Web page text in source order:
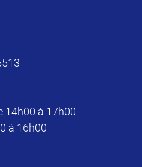
14h00 à 17h00
à 16h00